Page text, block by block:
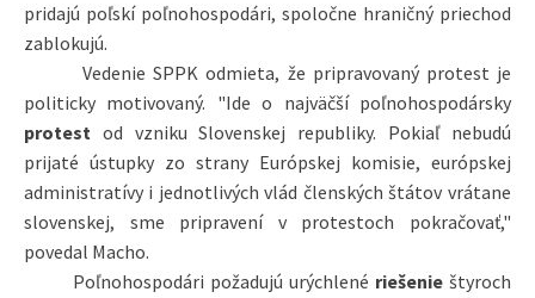
pridajú poľskí poľnohospodári, spoločne hraničný priechod
zablokujú.
Vedenie SPPK odmieta, že pripravovaný protest je
politicky motivovaný. "Ide o najväčší poľnohospodársky
protest od vzniku Slovenskej republiky. Pokiaľ nebudú
prijaté ústupky zo strany Európskej komisie, európskej
administratívy i jednotlivých vlád členských štátov vrátane
slovenskej, sme pripravení v protestoch pokračovať,"
povedal Macho.
Poľnohospodári požadujú urýchlené riešenie štyroch